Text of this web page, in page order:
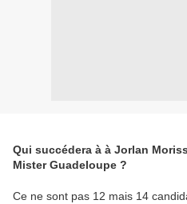
Qui succédera à à Jorlan
Mister Guadeloupe ?
Ce ne sont pas 12 mais 14